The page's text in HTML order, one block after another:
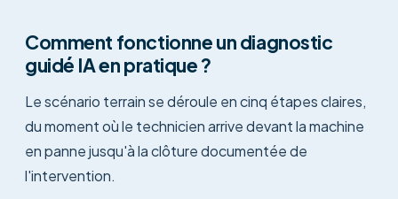
Comment fonctionne un diagnostic
guidé IA en pratique ?
Le scénario terrain se déroule en cinq étapes claires,
du moment où le technicien arrive devant la machine
en panne jusqu'à la clôture documentée de
l'intervention.